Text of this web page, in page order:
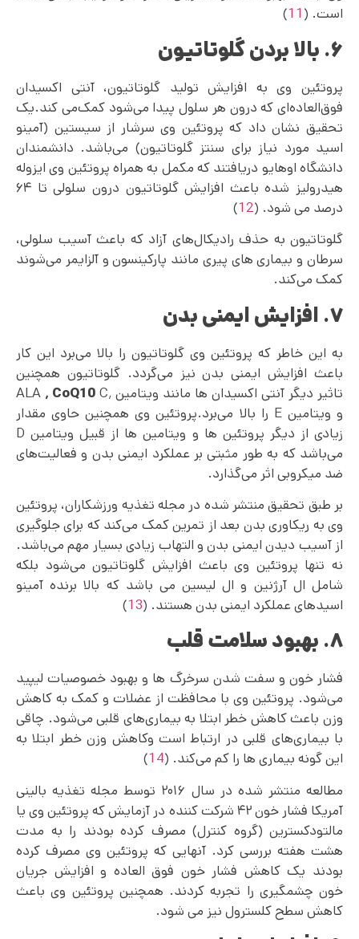
است. ( 11
)
۶. بالا بردن گلوتاتیون
پروتئین وی به افزایش تولید گلوتاتیون، آنتی اکسیدان
فوق‌‌العاده‌ای که درون هر سلول پیدا می‌شود کمک‌می کند.یک
تحقیق نشان داد که پروتئین وی سرشار از سیستین (آمینو
اسید مورد نیاز برای سنتز گلوتاتیون) می‌باشد. دانشمندان
دانشگاه اوهایو دریافتند که مکمل به همراه پروتئین وی ایزوله
هیدرولیز شده باعث افزایش گلوتاتیون درون سلولی تا ۶۴
درصد می شود. (12
)
گلوتاتیون به حذف رادیکال‌های آزاد که باعث آسیب سلولی،
سرطان و بیماری های پیری مانند پارکینسون و آلزایمر می‌شوند
کمک می‌کند.
۷. افزایش ایمنی بدن
به این خاطر که پروتئین وی گلوتاتیون را بالا می‌برد این کار
باعث افزایش ایمنی بدن نیز می‌گردد. گلوتاتیون همچنین
تاثیر دیگر آنتی اکسیدان ها مانند ویتامین C٬
CoQ10
ALA
و ویتامین E را بالا می‌برد.پروتئین وی همچنین حاوی مقدار
زیادی از دیگر پروتئین ها و ویتامین ها از قبیل ویتامین D
می‌باشد که به طور مثبتی بر عملکرد ایمنی بدن و فعالیت‌های
ضد‌ میکروبی اثر می‌گذارد.
بر طبق تحقیق منتشر شده در مجله تغذیه ورزشکاران، پروتئین
وی به ریکاوری بدن بعد از تمرین کمک می‌‌کند که برای جلوگیری
از آسیب دیدن ایمنی بدن و التهاب زیادی بسیار مهم می‌باشد.
نه تنها پروتئین وی باعث افزایش گلوتاتیون می‌شود بلکه
شامل ال آرژنین و ال لیسین می باشد که بالا برنده آمینو
اسید‌های عملکرد ایمنی بدن هستند. (13
)
۸. بهبود سلامت قلب
فشار خون و سفت شدن سرخرگ ها و بهبود خصوصیات لیپید
می‌‌شود. پروتئین وی با محافظت از عضلات و کمک به کاهش
وزن باعث کاهش خطر ابتلا به بیماری‌های قلبی می‌شود. چاقی
با بیماری‌های قلبی در ارتباط است وکاهش وزن خطر ابتلا به
این گونه بیماری ها را کم می‌کند. (14
)
مطالعه منتشر شده در سال ۲۰۱۶ توسط مجله تغذیه بالینی
آمریکا فشار خون ۴۲ شرکت کننده در آزمایش که پروتئین وی یا
مالتودکسترین (گروه کنترل) مصرف کرده بودند را به مدت
هشت هفته بررسی کرد. آنهایی که پروتئین وی مصرف کرده
بودند یک کاهش فشار خون فوق العاده و افزایش جریان
خون چشمگیری را تجربه کردند. همچنین پروتئین وی باعث
کاهش سطح کلسترول نیز می شود.